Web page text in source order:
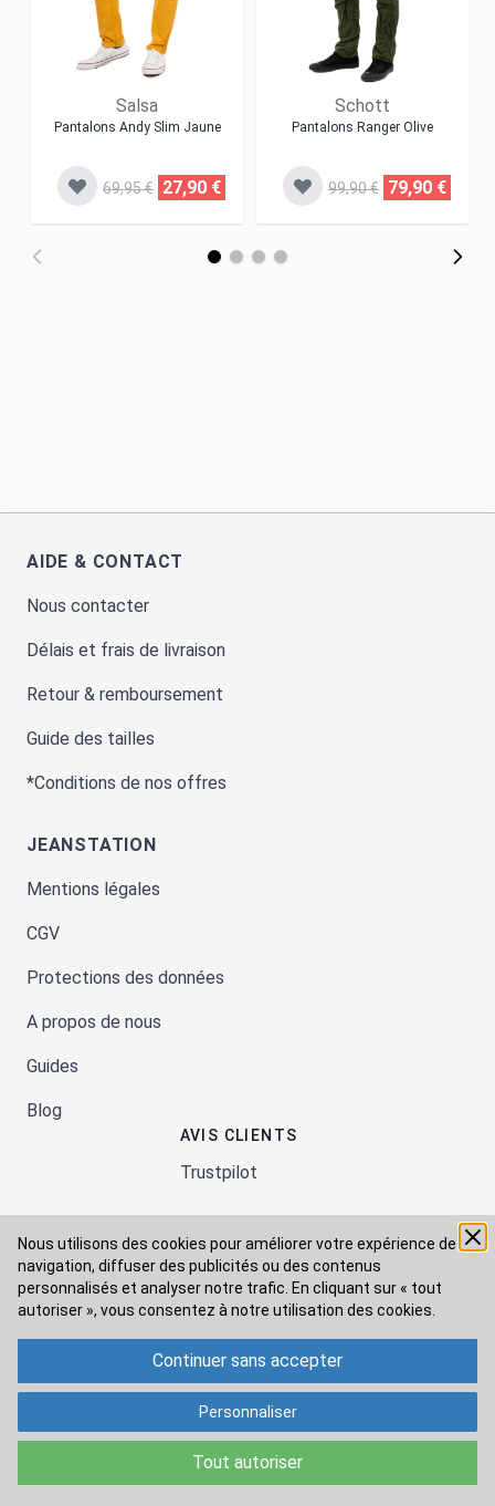
Nous utilisons des cookies pour améliorer votre expérience de
navigation, diffuser des publicités ou des contenus
personnalisés et analyser notre trafic. En cliquant sur « tout
autoriser », vous consentez à notre utilisation des cookies.
Tout autoriser
Continuer sans accepter
Personnaliser
Salsa
Pantalons Andy Slim Jaune
69,95 € 27,90 €
Schott
Pantalons Ranger Olive
99,90 € 79,90 €
AIDE & CONTACT
Nous contacter
Délais et frais de livraison
Retour & remboursement
Guide des tailles
*Conditions de nos offres
JEANSTATION
Mentions légales
CGV
Protections des données
A propos de nous
Guides
Blog
AVIS CLIENTS
Trustpilot
Moyens de paiement
Modes de livraison